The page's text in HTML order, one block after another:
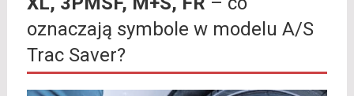
oznaczają symbole w modelu A/S
Trac Saver?